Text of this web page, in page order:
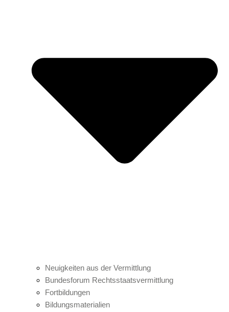
Neuigkeiten aus der Vermittlung
Bundesforum Rechtsstaatsvermittlung
Fortbildungen
Bildungsmaterialien